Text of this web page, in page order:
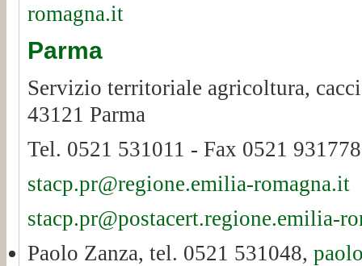
romagna.it
Parma
Servizio territoriale agricoltura,
43121 Parma
Tel. 0521 531011 - Fax 0521 931778
stacp.pr@regione.emilia-romagna.it
stacp.pr@postacert.regione.emilia-
Paolo Zanza, tel. 0521 531048,